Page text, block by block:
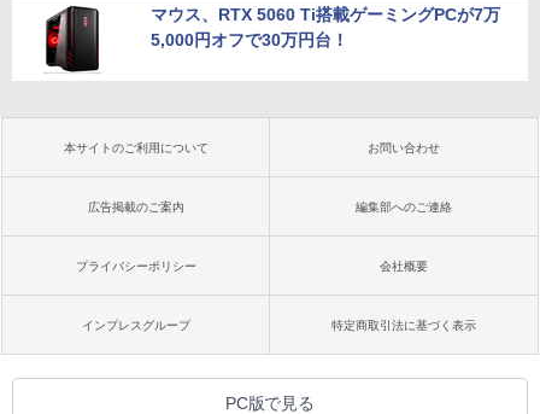
マウス、RTX 5060 Ti搭載ゲーミングPCが7万
5,000円オフで30万円台！
本サイトのご利用について お問い合わせ
広告掲載のご案内 編集部へのご連絡
プライバシーポリシー 会社概要
インプレスグループ 特定商取引法に基づく表示
PC版で見る